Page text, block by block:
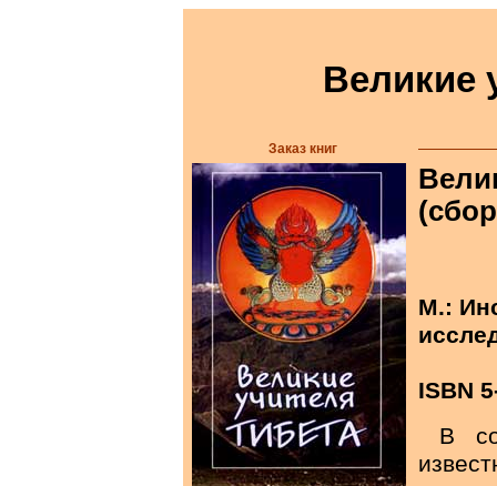
Великие
Заказ книг
М.:
ISBN
В